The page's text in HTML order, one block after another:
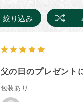
絞り込み
父の日のプレゼント
包装あり